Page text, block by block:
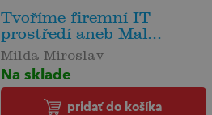
Tvoříme firemní IT
prostředí aneb Mal...
Milda Miroslav
Na sklade
pridať do košíka